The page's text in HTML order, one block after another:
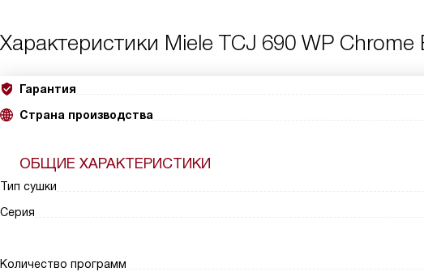
Характеристики Miele TCJ 690 WP Chrome
Гарантия
Страна производства
ОБЩИЕ ХАРАКТЕРИСТИКИ
Тип сушки
Серия
Количество программ